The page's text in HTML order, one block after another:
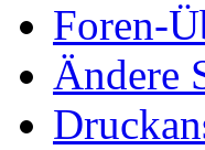
Foren-
Ändere